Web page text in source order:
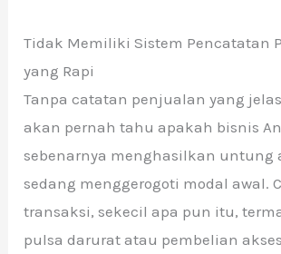
Tidak Memiliki Sistem Pencatatan
yang Rapi
Tanpa catatan penjualan yang
akan pernah tahu apakah bisnis
sebenarnya menghasilkan untung
sedang menggerogoti modal awal.
transaksi, sekecil apa pun itu,
pulsa darurat atau pembelian